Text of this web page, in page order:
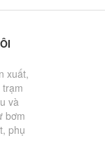
xuất,
và
bơm
phụ